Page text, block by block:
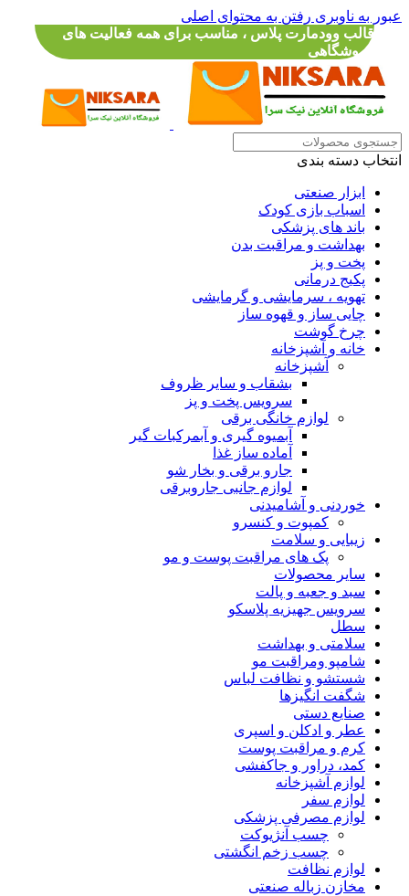
عبور به ناوبری رفتن به محتوای اصلی
قالب وودمارت پلاس ، مناسب برای همه فعالیت های
فروشگاهی
انتخاب دسته بندی
ابزار صنعتی
اسباب بازی کودک
باند های پزشکی
بهداشت و مراقبت بدن
پخت و پز
پکیج درمانی
تهویه ، سرمایشی و گرمایشی
چایی ساز و قهوه ساز
چرخ گوشت
خانه و آشپزخانه
آشپزخانه
بشقاب و سایر ظروف
سرویس پخت و پز
لوازم خانگی برقی
آبمیوه گیری و آبمرکبات گیر
آماده ساز غذا
جارو برقی و بخار شو
لوازم جانبی جاروبرقی
خوردنی و آشامیدنی
کمپوت و کنسرو
زیبایی و سلامت
پک های مراقبت پوست و مو
سایر محصولات
سبد و جعبه و پالت
سرویس جهیزیه پلاسکو
سطل
سلامتی و بهداشت
شامپو ومراقبت مو
شستشو و نظافت لباس
شگفت انگیزها
صنایع دستی
عطر و ادکلن و اسپری
کرم و مراقبت پوست
کمد، دراور و جاکفشی
لوازم آشپزخانه
لوازم سفر
لوازم مصرفی پزشکی
چسب آنژیوکت
چسب زخم انگشتی
لوازم نظافت
مخازن زباله صنعتی